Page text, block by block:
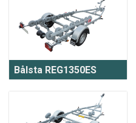
Bålsta REG1350ES